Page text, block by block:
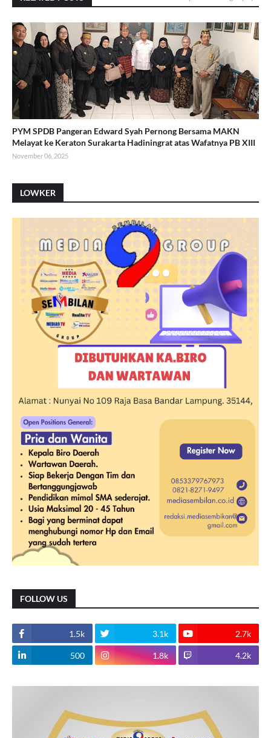
PYM SPDB Pangeran Edward Syah Pernong Bersama MAKN
Melayat ke Keraton Surakarta Hadiningrat atas Wafatnya PB XIII
November 06, 2025
LOWKER
FOLLOW US
1.5k 3.1k 2.7k
500 1.8k 4.2k